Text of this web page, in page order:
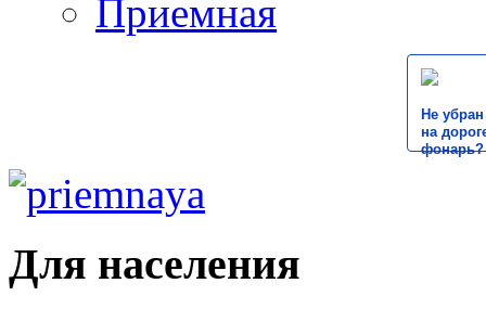
Приемная
Не
на
фонарь?
Для населения